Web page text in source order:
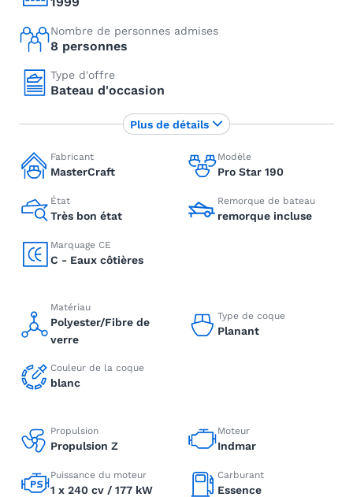
Nombre de personnes admises
8 personnes
Type d'offre
Bateau d'occasion
Fabricant
MasterCraft
Modèle
Pro Star 190
État
Très bon état
Remorque de bateau
remorque incluse
Marquage CE
C - Eaux côtières
Matériau
Polyester/Fibre de
verre
Type de coque
Planant
Couleur de la coque
blanc
Propulsion
Propulsion Z
Moteur
Indmar
Puissance du moteur
1 x 240 cv / 177 kW
Carburant
Essence
Plus de détails